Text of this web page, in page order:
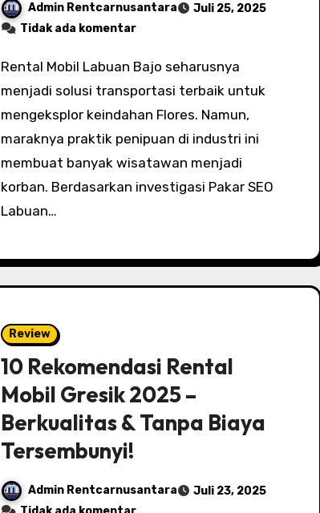
Admin Rentcarnusantara
Juli 25, 2025
Tidak ada komentar
Rental Mobil Labuan Bajo seharusnya
menjadi solusi transportasi terbaik untuk
mengeksplor keindahan Flores. Namun,
maraknya praktik penipuan di industri ini
membuat banyak wisatawan menjadi
korban. Berdasarkan investigasi Pakar SEO
Labuan…
Review
10 Rekomendasi Rental
Mobil Gresik 2025 –
Berkualitas & Tanpa Biaya
Tersembunyi!
Admin Rentcarnusantara
Juli 23, 2025